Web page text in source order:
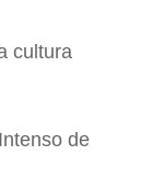
cultura
de